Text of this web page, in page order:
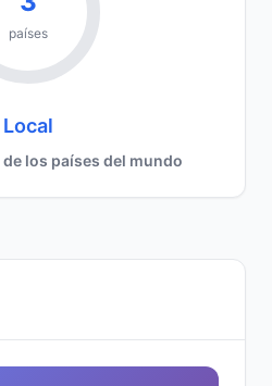
países
Local
de los países del mundo